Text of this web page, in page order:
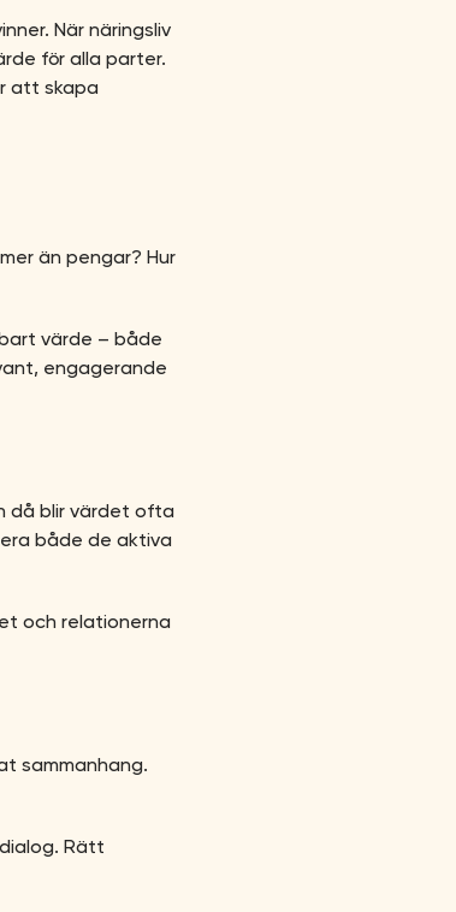
När näringsliv
för alla parter.
att skapa
än pengar? Hur
värde – både
engagerande
då blir värdet ofta
både de aktiva
och relationerna
sammanhang.
Rätt